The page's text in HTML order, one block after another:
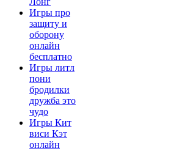
Игры про
защиту и
оборону
онлайн
бесплатно
Игры литл
пони
бродилки
дружба это
чудо
Игры Кит
виси Кэт
онлайн